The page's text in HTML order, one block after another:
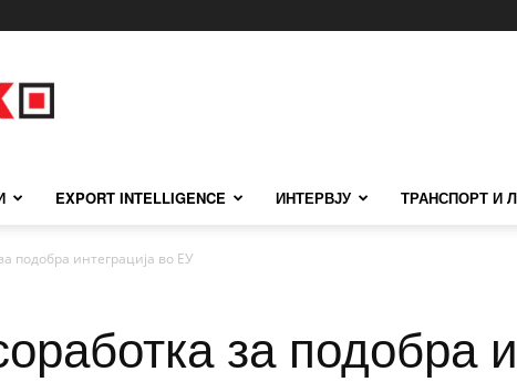
EXPORT INTELLIGENCE ИНТЕРВЈУ ТРАНСПОРТ И
подобра интеграција во ЕУ
за подобра